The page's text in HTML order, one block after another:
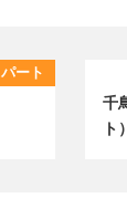
パート
千
ト）